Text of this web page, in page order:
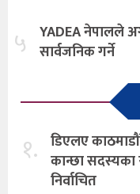
५ YADEA नेपालले
सार्वजनिक गर्ने
१. डिएलए
कान्छा
निर्वाचित